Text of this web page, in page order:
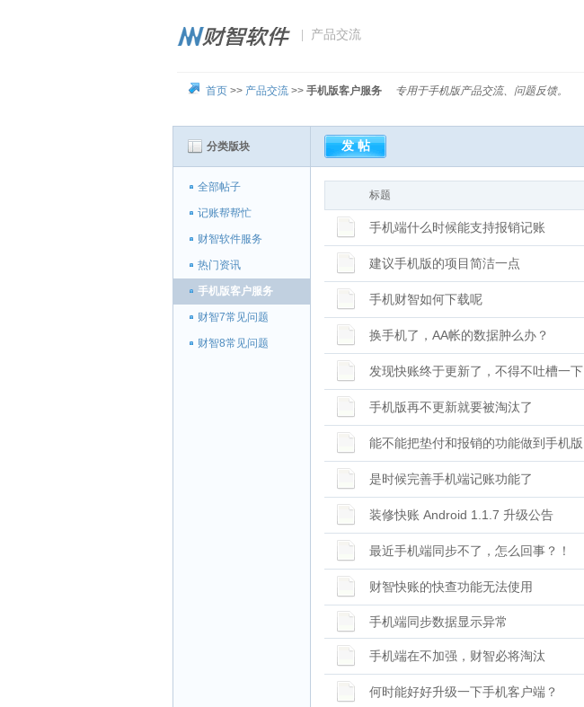
| 产品交流
首页 >> 产品交流 >> 手机版客户服务 专用于手机版产品交流、问题反馈。
分类版块
全部帖子
记账帮帮忙
财智软件服务
热门资讯
手机版客户服务
财智7常见问题
财智8常见问题
标题
手机端什么时候能支持报销记账
建议手机版的项目简洁一点
手机财智如何下载呢
换手机了，AA帐的数据肿么办？
发现快账终于更新了，不得不吐槽一下
手机版再不更新就要被淘汰了
能不能把垫付和报销的功能做到手机版
是时候完善手机端记账功能了
装修快账 Android 1.1.7 升级公告
最近手机端同步不了，怎么回事？！
财智快账的快查功能无法使用
手机端同步数据显示异常
手机端在不加强，财智必将淘汰
何时能好好升级一下手机客户端？